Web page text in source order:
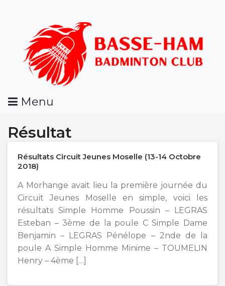
BHBC
Menu
Résultat
Résultats Circuit Jeunes Moselle (13-14 Octobre
2018)
A Morhange avait lieu la première journée du
Circuit Jeunes Moselle en simple, voici les
résultats Simple Homme Poussin – LEGRAS
Esteban – 3ème de la poule C Simple Dame
Benjamin – LEGRAS Pénélope – 2nde de la
poule A Simple Homme Minime – TOUMELIN
Henry – 4ème […]